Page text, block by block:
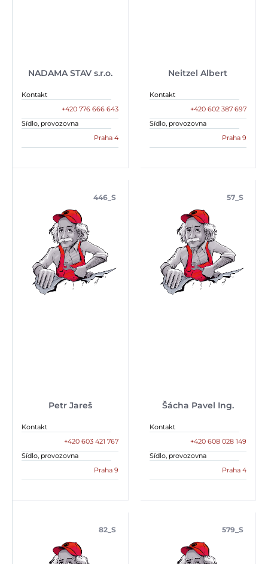
NADAMA STAV s.r.o.
Kontakt
+420 776 666 643
Sídlo, provozovna
Praha 4
Neitzel Albert
Kontakt
+420 602 387 697
Sídlo, provozovna
Praha 9
Petr Jareš
446_S
Kontakt
+420 603 421 767
Sídlo, provozovna
Praha 9
Šácha Pavel Ing.
57_S
Kontakt
+420 608 028 149
Sídlo, provozovna
Praha 4
82_S 579_S